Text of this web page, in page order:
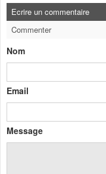
Ecrire un commentaire
Commenter
Nom
Email
Message